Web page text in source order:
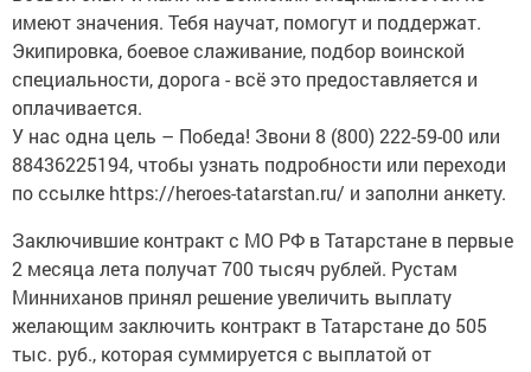
имеют значения. Тебя научат, помогут и поддержат.
Экипировка, боевое слаживание, подбор воинской
специальности, дорога - всё это предоставляется и
оплачивается.
У нас одна цель – Победа! Звони 8 (800) 222-59-00 или
88436225194, чтобы узнать подробности или переходи
по ссылке https://heroes-tatarstan.ru/ и заполни анкету.
Заключившие контракт с МО РФ в Татарстане в первые
2 месяца лета получат 700 тысяч рублей. Рустам
Минниханов принял решение увеличить выплату
желающим заключить контракт в Татарстане до 505
тыс. руб., которая суммируется с выплатой от